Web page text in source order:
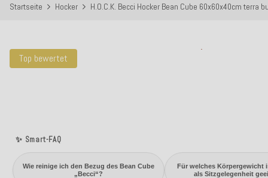
Startseite Hocker H.O.C.K. Becci Hocker Bean Cube 60x60x40cm terra
Top bewertet
✨ Smart-FAQ
Wie reinige ich den Bezug des Bean Cube
„Becci“?
Für welches Körpergewicht
als Sitzgelegenheit